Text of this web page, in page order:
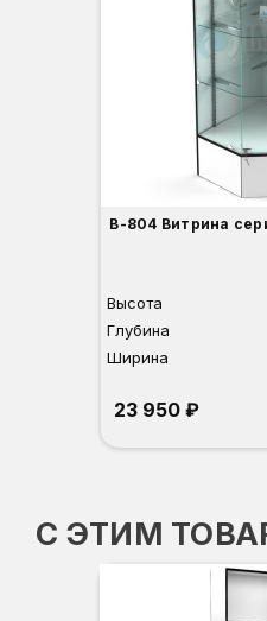
В-804 Витрина
Высота
Глубина
Ширина
23 950 ₽
С ЭТИМ